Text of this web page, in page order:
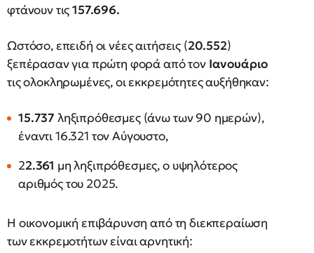
φτάνουν τις157.696.
Ωστόσο, επειδή οι νέες αιτήσεις (20.552)
ξεπέρασαν για πρώτη φορά από τον Ιανουάριο
τις ολοκληρωμένες, οι εκκρεμότητες αυξήθηκαν:
15.737 ληξιπρόθεσμες (άνω των 90 ημερών),
έναντι 16.321 τον Αύγουστο,
22.361 μη ληξιπρόθεσμες, ο υψηλότερος
αριθμός του 2025.
Η οικονομική επιβάρυνση από τη διεκπεραίωση
των εκκρεμοτήτων είναι αρνητική: